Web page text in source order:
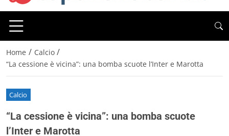
Home / Calcio /
“La cessione è vicina”: una bomba scuote l’Inter e Marotta
Calcio
“La cessione è vicina”: una bomba scuote
l’Inter e Marotta